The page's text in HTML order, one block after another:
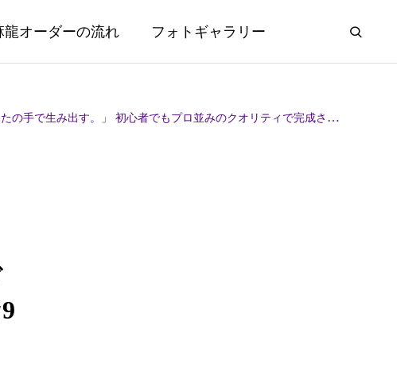
龍オーダーの流れ フォトギャラリー
者でもプロ並みのクオリティで完成させる、プレミアムな9時間。限定特典あり！